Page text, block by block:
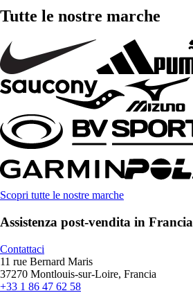
Tutte le nostre marche
Scopri tutte le nostre marche
Assistenza post-vendita in Francia
Contattaci
11 rue Bernard Maris
37270 Montlouis-sur-Loire, Francia
+33 1 86 47 62 58